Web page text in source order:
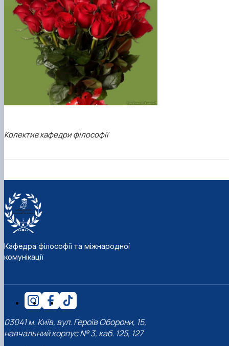
Колектив кафедри філософії
Кафедра філософії та міжнародної
комунікації
03041 м. Київ, вул. Героїв Оборони, 15,
навчальний корпус № 3, каб. 125, 127